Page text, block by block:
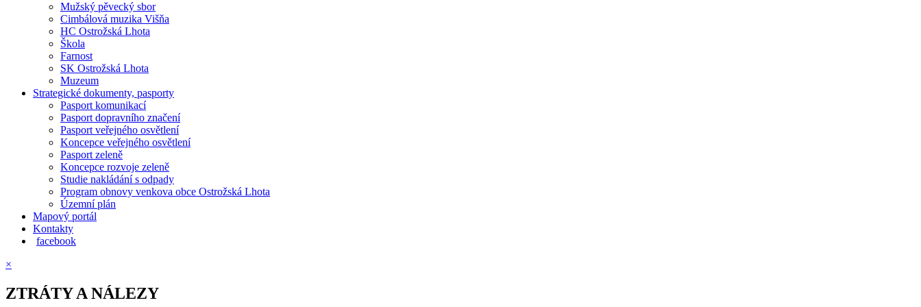
Mužský pěvecký sbor
Cimbálová muzika Višňa
HC Ostrožská Lhota
Škola
Farnost
SK Ostrožská Lhota
Muzeum
Strategické dokumenty, pasporty
Pasport komunikací
Pasport dopravního značení
Pasport veřejného osvětlení
Koncepce veřejného osvětlení
Pasport zeleně
Koncepce rozvoje zeleně
Studie nakládání s odpady
Program obnovy venkova obce Ostrožská Lhota
Územní plán
Mapový portál
Kontakty
facebook
×
ZTRÁTY A NÁLEZY